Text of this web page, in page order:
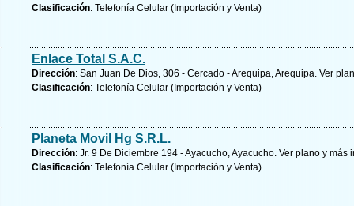
Clasificación: Telefonía Celular (Importación y Venta)
Enlace Total S.A.C.
Dirección: San Juan De Dios, 306 - Cercado - Arequipa, Arequipa. Ver
Clasificación: Telefonía Celular (Importación y Venta)
Planeta Movil Hg S.R.L.
Dirección: Jr. 9 De Diciembre 194 - Ayacucho, Ayacucho. Ver plano y más
Clasificación: Telefonía Celular (Importación y Venta)